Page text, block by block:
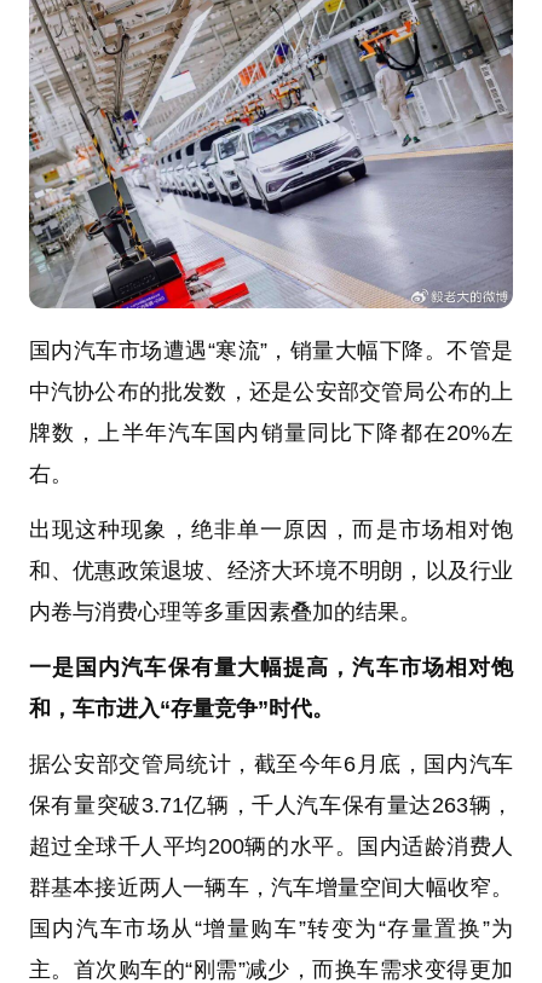
国内汽车市场遭遇“寒流”，销量大幅下降。不管是
中汽协公布的批发数，还是公安部交管局公布的上
牌数，上半年汽车国内销量同比下降都在20%左
右。
出现这种现象，绝非单一原因，而是市场相对饱
和、优惠政策退坡、经济大环境不明朗，以及行业
内卷与消费心理等多重因素叠加的结果。
一是国内汽车保有量大幅提高，汽车市场相对饱
和，车市进入“存量竞争”时代。
据公安部交管局统计，截至今年6月底，国内汽车
保有量突破3.71亿辆，千人汽车保有量达263辆，
超过全球千人平均200辆的水平。国内适龄消费人
群基本接近两人一辆车，汽车增量空间大幅收窄。
国内汽车市场从“增量购车”转变为“存量置换”为
主。首次购车的“刚需”减少，而换车需求变得更加